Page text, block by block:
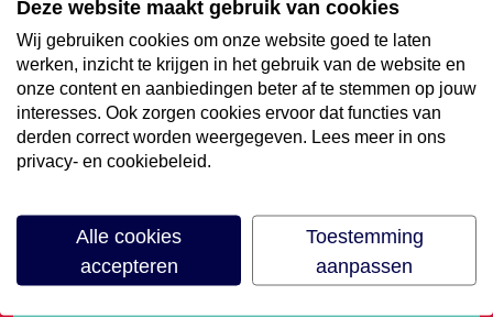
€35,- korting op je
volgende vakantie
Meld je aan voor onze nieuwsbrief
Deze website maakt gebruik van cookies
Wij gebruiken cookies om onze website goed te laten
werken, inzicht te krijgen in het gebruik van de website en
onze content en aanbiedingen beter af te stemmen op jouw
interesses. Ook zorgen cookies ervoor dat functies van
derden correct worden weergegeven. Lees meer in ons
privacy- en cookiebeleid.
Alle cookies
accepteren
Toestemming
aanpassen